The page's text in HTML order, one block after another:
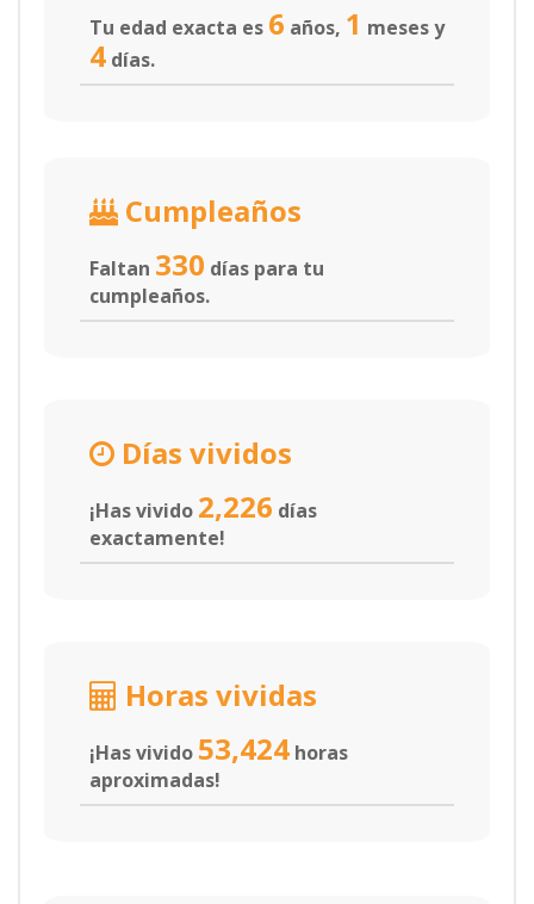
Tu edad exacta es 6 años, 1 meses y
4 días.
Cumpleaños
Faltan 330 días para tu
cumpleaños.
Días vividos
¡Has vivido 2,226 días
exactamente!
Horas vividas
¡Has vivido 53,424 horas
aproximadas!